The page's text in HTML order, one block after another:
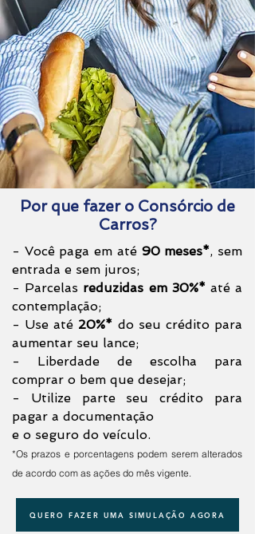
Por que fazer o Consórcio de
Carros?
- Você paga em até 90 meses*, sem
entrada e sem juros;
- Parcelas reduzidas em 30%* até a
contemplação;
- Use até 20%* do seu crédito para
aumentar seu lance;
- Liberdade de escolha para
comprar o bem que desejar;
- Utilize parte seu crédito para
pagar a documentação
e o seguro do veículo.
*Os prazos e porcentagens podem serem alterados
de acordo com as ações do mês vigente.
QUERO FAZER UMA SIMULAÇÃO AGORA